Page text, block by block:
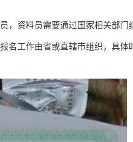
，资料员需要通过国家相关部门
名工作由省或直辖市组织，具体